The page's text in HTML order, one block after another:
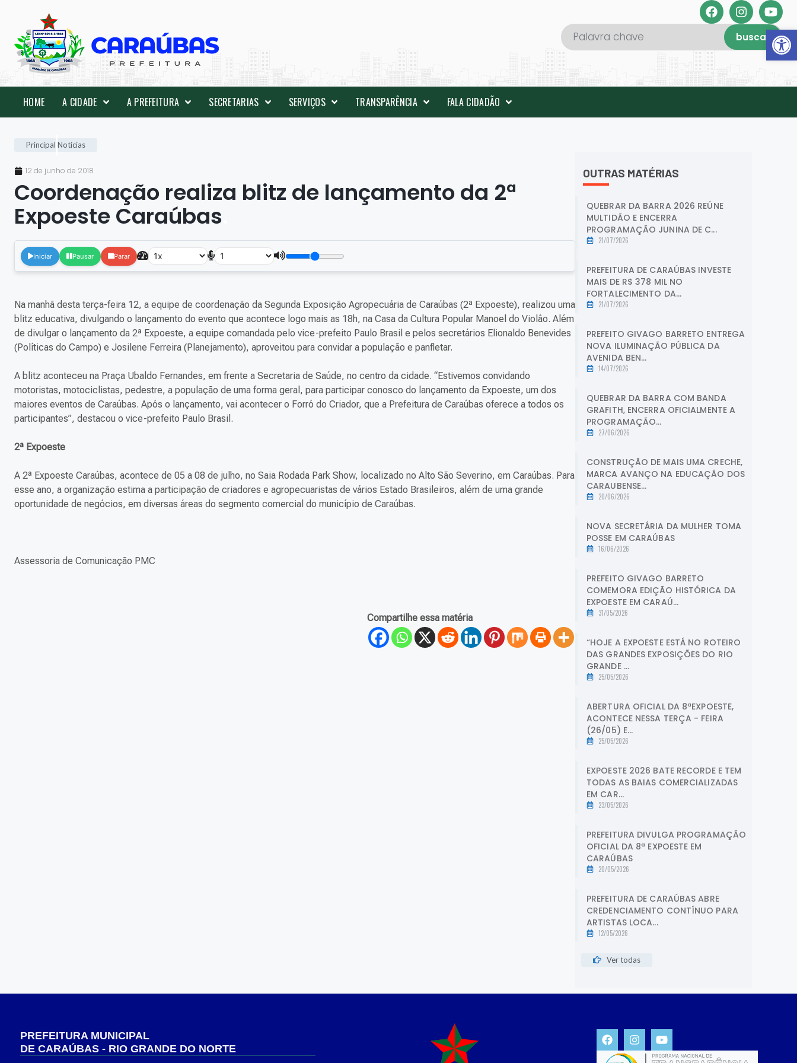
Abrir
buscar
HOME A CIDADE A PREFEITURA SECRETARIAS SERVIÇOS TRANSPARÊNCIA FALA CIDADÃO
Principal Notícias
12 de junho de 2018
Coordenação realiza blitz de lançamento da 2ª
Expoeste Caraúbas
Iniciar Pausar Parar
Na manhã desta terça-feira 12, a equipe de coordenação da Segunda Exposição Agropecuária de Caraúbas (2ª Expoeste), realizou uma
blitz educativa, divulgando o lançamento do evento que acontece logo mais as 18h, na Casa da Cultura Popular Manoel do Violâo. Além
de divulgar o lançamento da 2ª Expoeste, a equipe comandada pelo vice-prefeito Paulo Brasil e pelos secretários Elionaldo Benevides
(Políticas do Campo) e Josilene Ferreira (Planejamento), aproveitou para convidar a população e panfletar.
A blitz aconteceu na Praça Ubaldo Fernandes, em frente a Secretaria de Saúde, no centro da cidade. “Estivemos convidando
motoristas, motociclistas, pedestre, a população de uma forma geral, para participar conosco do lançamento da Expoeste, um dos
maiores eventos de Caraúbas. Após o lançamento, vai acontecer o Forró do Criador, que a Prefeitura de Caraúbas oferece a todos os
participantes”, destacou o vice-prefeito Paulo Brasil.
2ª Expoeste
A 2ª Expoeste Caraúbas, acontece de 05 a 08 de julho, no Saia Rodada Park Show, localizado no Alto São Severino, em Caraúbas. Para
esse ano, a organização estima a participação de criadores e agropecuaristas de vários Estado Brasileiros, além de uma grande
oportunidade de negócios, em diversas áreas do segmento comercial do município de Caraúbas.
Assessoria de Comunicação PMC
Compartilhe essa matéria
OUTRAS MATÉRIAS
QUEBRAR DA BARRA 2026 REÚNE
MULTIDÃO E ENCERRA
PROGRAMAÇÃO JUNINA DE C...
21/07/2026
PREFEITURA DE CARAÚBAS INVESTE
MAIS DE R$ 378 MIL NO
FORTALECIMENTO DA...
21/07/2026
PREFEITO GIVAGO BARRETO ENTREGA
NOVA ILUMINAÇÃO PÚBLICA DA
AVENIDA BEN...
14/07/2026
QUEBRAR DA BARRA COM BANDA
GRAFITH, ENCERRA OFICIALMENTE A
PROGRAMAÇÃO...
27/06/2026
CONSTRUÇÃO DE MAIS UMA CRECHE,
MARCA AVANÇO NA EDUCAÇÃO DOS
CARAUBENSE...
20/06/2026
NOVA SECRETÁRIA DA MULHER TOMA
POSSE EM CARAÚBAS
16/06/2026
PREFEITO GIVAGO BARRETO
COMEMORA EDIÇÃO HISTÓRICA DA
EXPOESTE EM CARAÚ...
31/05/2026
“HOJE A EXPOESTE ESTÁ NO ROTEIRO
DAS GRANDES EXPOSIÇÕES DO RIO
GRANDE ...
25/05/2026
ABERTURA OFICIAL DA 8ªEXPOESTE,
ACONTECE NESSA TERÇA - FEIRA
(26/05) E...
25/05/2026
EXPOESTE 2026 BATE RECORDE E TEM
TODAS AS BAIAS COMERCIALIZADAS
EM CAR...
23/05/2026
PREFEITURA DIVULGA PROGRAMAÇÃO
OFICIAL DA 8ª EXPOESTE EM
CARAÚBAS
20/05/2026
PREFEITURA DE CARAÚBAS ABRE
CREDENCIAMENTO CONTÍNUO PARA
ARTISTAS LOCA...
12/05/2026
Ver todas
PREFEITURA MUNICIPAL
DE CARAÚBAS - RIO GRANDE DO NORTE